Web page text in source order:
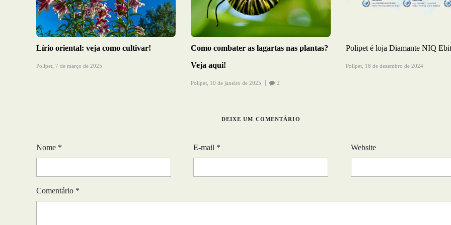
Lírio oriental: veja como cultivar!
Polipet, 7 de março de 2025
Como combater as lagartas nas plantas?
Veja aqui!
Polipet, 10 de janeiro de 2025 2
Polipet é loja Diamante NIQ Ebit
Polipet, 18 de dezembro de 2024
DEIXE UM COMENTÁRIO
Nome * E-mail * Website
Comentário *